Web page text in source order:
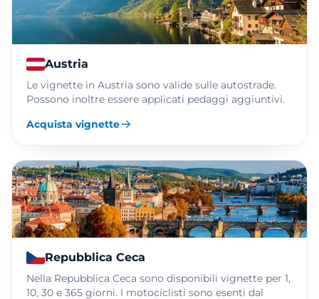
Austria
Le vignette in Austria sono valide sulle autostrade.
Possono inoltre essere applicati pedaggi aggiuntivi.
Acquista vignette
Repubblica Ceca
Nella Repubblica Ceca sono disponibili vignette per 1,
10, 30 e 365 giorni. I motociclisti sono esenti dal